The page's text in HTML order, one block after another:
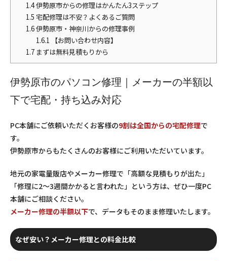
1.4伊勢原市からの修理はかんたん3ステップ
1.5 宅配修理は不安？よくあるご質問
1.6伊勢原市・神奈川からの修理事例
1.6.1 【お問い合わせ内容】
1.7まずは無料見積もりから
伊勢原市のパソコン修理｜メーカーの半額以
下で宅配・持ち込み対応
PC本舗にご依頼いただくお客様の9割は全国からの宅配修理で
す。
伊勢原市からもたくさんのお客様にご利用いただいています。
地元の家電量販店やメーカー修理で「高額な見積もりが出た」
「修理に2〜3週間かかると言われた」という方は、ぜひ一度PC
本舗にご相談ください。
メーカー修理の半額以下で、データもそのまま修理いたします。
なぜ安い？メーカー修理との料金比較